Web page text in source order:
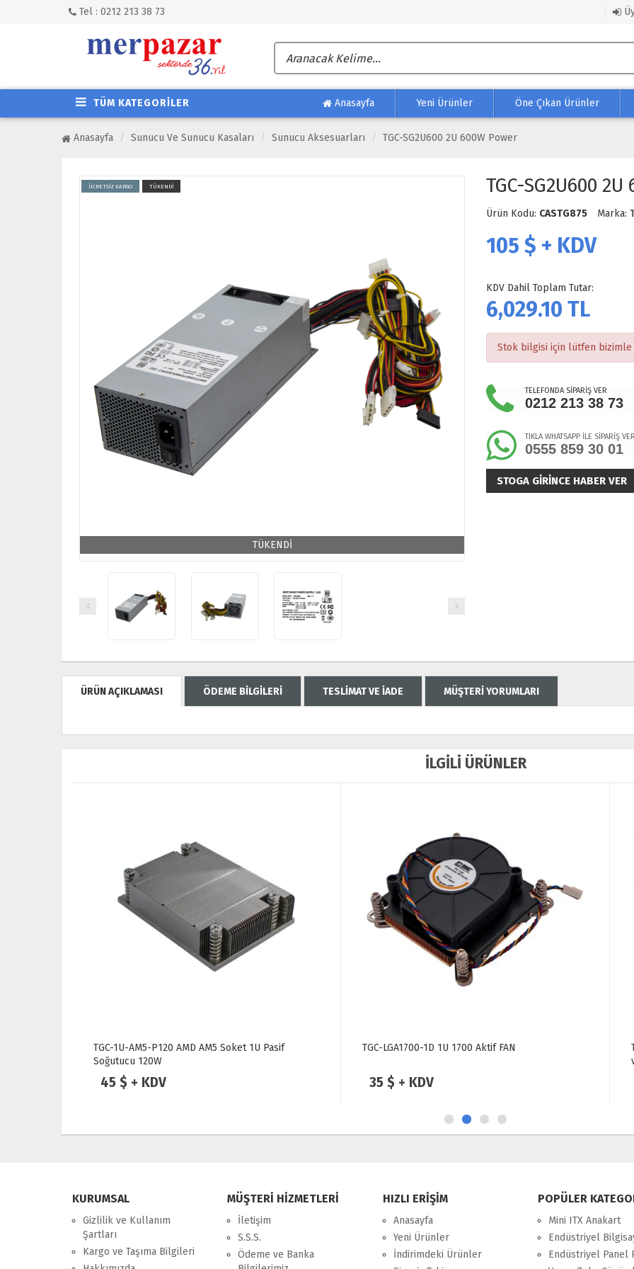
Tel : 0212 213 38 73
TÜM KATEGORİLER Anasayfa Yeni Ürünler Öne Çıkan Ürünler
Anasayfa Sunucu Ve Sunucu Kasaları Sunucu Aksesuarları TGC-SG2U600 2U 600W Power
ÜCRETSİZ KARGO TÜKENDİ
TÜKENDİ
TGC-SG2U600
Ürün Kodu: CASTG875 Marka:
105 $ + KDV
KDV Dahil Toplam Tutar:
6,029.10 TL
Stok bilgisi için lütfen bizimle
TELEFONDA SİPARİŞ VER
0212 213 38 73
TIKLA WHATSAPP İLE SİPARİŞ VER
0555 859 30 01
STOGA GIRINCE HABER VER
ÜRÜN AÇIKLAMASI ÖDEME BİLGİLERİ TESLİMAT VE İADE MÜŞTERİ YORUMLARI
İLGİLİ ÜRÜNLER
TGC-1U-AM5-P120 AMD AM5 Soket 1U Pasif
Soğutucu 120W
45 $ + KDV
TGC-LGA1700-1D 1U 1700 Aktif FAN
35 $ + KDV
KURUMSAL
Gizlilik ve Kullanım
Şartları
Kargo ve Taşıma Bilgileri
MÜŞTERİ HİZMETLERİ
İletişim
S.S.S.
Ödeme ve Banka
HIZLI ERİŞİM
Anasayfa
Yeni Ürünler
İndirimdeki Ürünler
POPÜLER
Mini ITX Anakart
Endüstriyel
Endüstriyel Panel